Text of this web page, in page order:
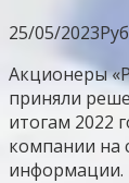
25/05/2023
Акционеры
приняли
итогам 2022
компании на
информации.